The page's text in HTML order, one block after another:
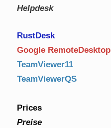
Helpdesk
RustDesk
Google RemoteDesktop
TeamViewer11
TeamViewerQS
Prices
Preise